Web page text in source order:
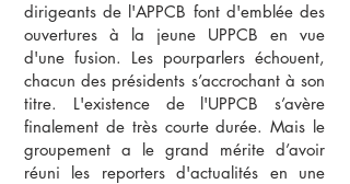
dirigeants de l'APPCB font d'emblée des
ouvertures à la jeune UPPCB en vue
d'une fusion. Les pourparlers échouent,
chacun des présidents s’accrochant à son
titre. L'existence de l'UPPCB s’avère
finalement de très courte durée. Mais le
groupement a le grand mérite d’avoir
réuni les reporters d'actualités en une